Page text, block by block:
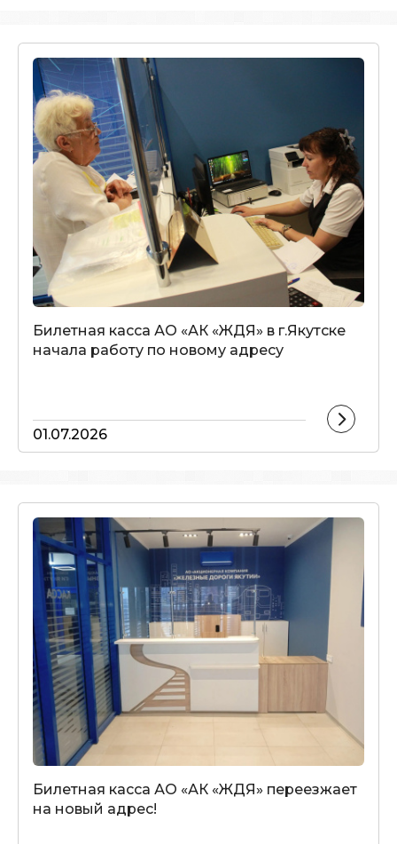
Билетная касса АО «АК «ЖДЯ» в г.Якутске
начала работу по новому адресу
01.07.2026
Билетная касса АО «АК «ЖДЯ» переезжает
на новый адрес!